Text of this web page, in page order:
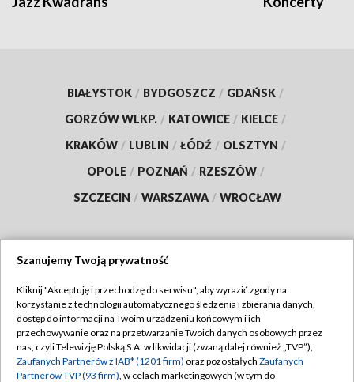
BIAŁYSTOK / BYDGOSZCZ / GDAŃSK /
GORZÓW WLKP. / KATOWICE / KIELCE /
KRAKÓW / LUBLIN / ŁÓDŹ / OLSZTYN /
OPOLE / POZNAŃ / RZESZÓW /
SZCZECIN / WARSZAWA / WROCŁAW
TVP
Abonament TVP
Emisja w TVP
Regulamin TVP
Polityka prywatności
Szanujemy Twoją prywatność
Kliknij "Akceptuję i przechodzę do serwisu", aby wyrazić zgody na
korzystanie z technologii automatycznego śledzenia i zbierania danych,
dostęp do informacji na Twoim urządzeniu końcowym i ich
przechowywanie oraz na przetwarzanie Twoich danych osobowych przez
nas, czyli Telewizję Polską S.A. w likwidacji (zwaną dalej również „TVP”),
Zaufanych Partnerów z IAB* (1201 firm) oraz pozostałych Zaufanych
Partnerów TVP (93 firm), w celach marketingowych (w tym do